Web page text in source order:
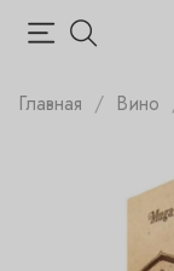
Главная Вино